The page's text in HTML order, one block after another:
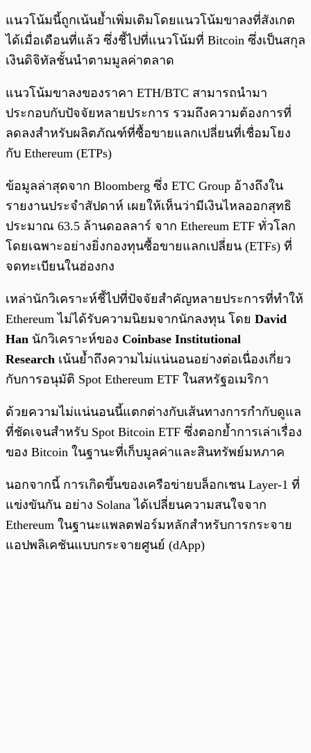
แนวโน้มนี้ถูกเน้นย้ำเพิ่มเติมโดยแนวโน้มขาลงที่สังเกต
ได้เมื่อเดือนที่แล้ว ซึ่งชี้ไปที่แนวโน้มที่ Bitcoin ซึ่งเป็นสกุล
เงินดิจิทัลชั้นนำตามมูลค่าตลาด
แนวโน้มขาลงของราคา ETH/BTC สามารถนำมา
ประกอบกับปัจจัยหลายประการ รวมถึงความต้องการที่
ลดลงสำหรับผลิตภัณฑ์ที่ซื้อขายแลกเปลี่ยนที่เชื่อมโยง
กับ Ethereum (ETPs)
ข้อมูลล่าสุดจาก Bloomberg ซึ่ง ETC Group อ้างถึงใน
รายงานประจำสัปดาห์ เผยให้เห็นว่ามีเงินไหลออกสุทธิ
ประมาณ 63.5 ล้านดอลลาร์ จาก Ethereum ETF ทั่วโลก
โดยเฉพาะอย่างยิ่งกองทุนซื้อขายแลกเปลี่ยน (ETFs) ที่
จดทะเบียนในฮ่องกง
เหล่านักวิเคราะห์ชี้ไปที่ปัจจัยสำคัญหลายประการที่ทำให้
Ethereum ไม่ได้รับความนิยมจากนักลงทุน โดย David
Han นักวิเคราะห์ของ Coinbase Institutional
Research เน้นย้ำถึงความไม่แน่นอนอย่างต่อเนื่องเกี่ยว
กับการอนุมัติ Spot Ethereum ETF ในสหรัฐอเมริกา
ด้วยความไม่แน่นอนนี้แตกต่างกับเส้นทางการกำกับดูแล
ที่ชัดเจนสำหรับ Spot Bitcoin ETF ซึ่งตอกย้ำการเล่าเรื่อง
ของ Bitcoin ในฐานะที่เก็บมูลค่าและสินทรัพย์มหภาค
นอกจากนี้ การเกิดขึ้นของเครือข่ายบล็อกเชน Layer-1 ที่
แข่งขันกัน อย่าง Solana ได้เปลี่ยนความสนใจจาก
Ethereum ในฐานะแพลตฟอร์มหลักสำหรับการกระจาย
แอปพลิเคชันแบบกระจายศูนย์ (dApp)